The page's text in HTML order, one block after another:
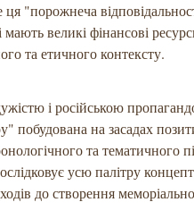
"порожнеча
великі фінансові
та етичного контексту.
і російською
на засадах
та тематичного
усю палітру
до створення